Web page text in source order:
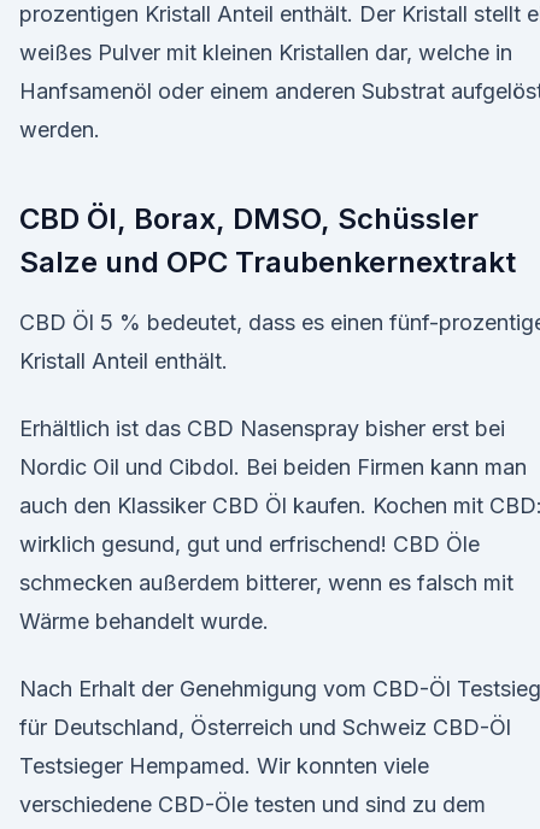
prozentigen Kristall Anteil enthält. Der Kristall stellt
weißes Pulver mit kleinen Kristallen dar, welche in
Hanfsamenöl oder einem anderen Substrat
werden.
CBD Öl, Borax, DMSO, Schüssler
Salze und OPC Traubenkernextrakt
CBD Öl 5 % bedeutet, dass es einen fünf-
Kristall Anteil enthält.
Erhältlich ist das CBD Nasenspray bisher erst bei
Nordic Oil und Cibdol. Bei beiden Firmen kann man
auch den Klassiker CBD Öl kaufen. Kochen mit CBD:
wirklich gesund, gut und erfrischend! CBD Öle
schmecken außerdem bitterer, wenn es falsch mit
Wärme behandelt wurde.
Nach Erhalt der Genehmigung vom CBD-Öl
für Deutschland, Österreich und Schweiz CBD-Öl
Testsieger Hempamed. Wir konnten viele
verschiedene CBD-Öle testen und sind zu dem